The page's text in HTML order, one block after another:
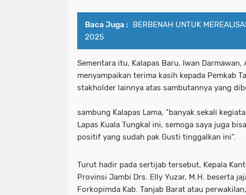
Baca Juga :
BERBENAH UNTUK
2025
Sementara itu, Kalapas Baru, Iwan Darmawan,
menyampaikan terima kasih kepada Pemkab
stakholder lainnya atas sambutannya yang
sambung Kalapas Lama, "banyak sekali
Lapas Kuala Tungkal ini, semoga saya juga
positif yang sudah pak Gusti tinggalkan ini".
Turut hadir pada sertijab tersebut, Kepala
Provinsi Jambi Drs. Elly Yuzar, M.H. beserta
Forkopimda Kab. Tanjab Barat atau